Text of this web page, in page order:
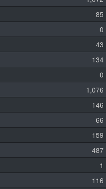
85
0
43
134
0
1,076
146
66
159
487
1
116